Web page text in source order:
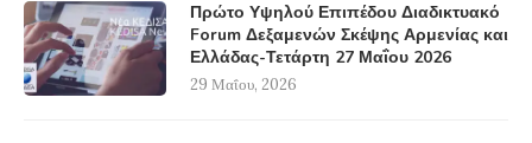
Πρώτο Υψηλού Επιπέδου Διαδικτυακό
Forum Δεξαμενών Σκέψης Αρμενίας και
Ελλάδας-Τετάρτη 27 Μαΐου 2026
29 Μαΐου, 2026